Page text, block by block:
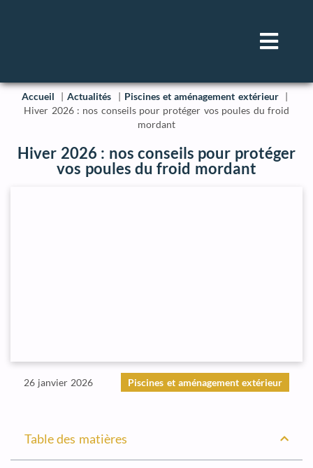
Accueil Actualités
Piscines et aménagement extérieur
Hiver 2026 : nos conseils pour protéger vos poules du froid
mordant
Hiver 2026 : nos conseils pour protéger
vos poules du froid mordant
26 janvier 2026 Piscines et aménagement extérieur
Table des matières